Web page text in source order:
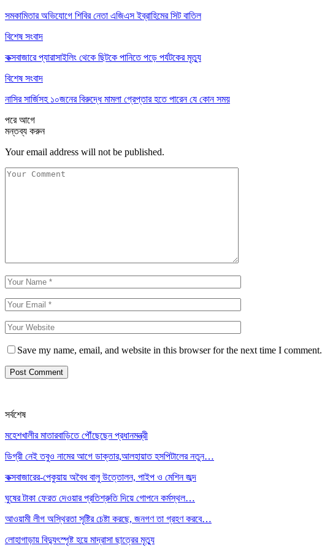
সমকামিতার অভিযোগে শিবির নেতা এজিএস ইব্রাহিমের সিট বাতিল
বিশেষ সংবাদ
কক্সবাজারে প্যারাসাইলিং থেকে ছিটকে পানিতে পড়ে পর্যটকের মৃত্যু
বিশেষ সংবাদ
নাসির সার্জিসহ ১০জনের বিরুদ্ধে মামলা গ্রেপ্তার হতে পারেন যে কোন সময়
পরেআগে
মন্তব্য করুন
Your email address will not be published.
Save my name, email, and website in this browser for the next time I comment.
সর্বশেষ
মহেশখালীর মাতারবাড়িতে পৌঁছেছেন প্রধানমন্ত্রী
ডিগ্রী নেই তবুও নামের আগে ডাক্তার,আলহায়াত হসপিটালের নতুন…
কক্সবাজারের-পেকুয়ায় অবৈধ বালু উত্তোলন, পাইপ ও মেশিন জব্দ
ঘুষের টাকা ফেরত দেওয়ার প্রতিশ্রুতি দিয়ে গোপনে কর্মস্থল…
আওয়ামী লীগ অস্থিরতা সৃষ্টির চেষ্টা করছে, জনগণ তা গ্রহণ করবে…
লোহাগাড়ায় বিদ্যুৎস্পৃষ্ট হয়ে মাদ্রাসা ছাত্রের মৃত্যু